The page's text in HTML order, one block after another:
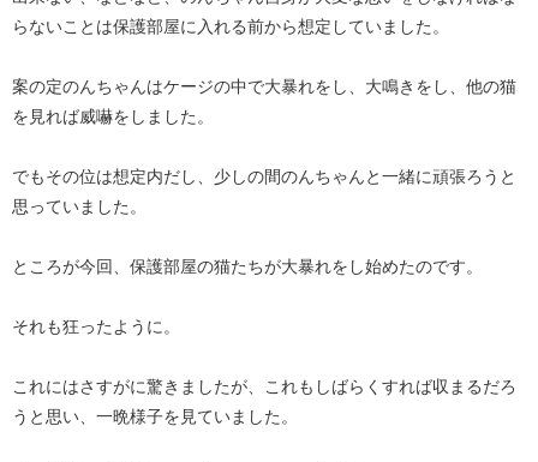
らないことは保護部屋に入れる前から想定していました。
案の定のんちゃんはケージの中で大暴れをし、大鳴きをし、他の猫
を見れば威嚇をしました。
でもその位は想定内だし、少しの間のんちゃんと一緒に頑張ろうと
思っていました。
ところが今回、保護部屋の猫たちが大暴れをし始めたのです。
それも狂ったように。
これにはさすがに驚きましたが、これもしばらくすれば収まるだろ
うと思い、一晩様子を見ていました。